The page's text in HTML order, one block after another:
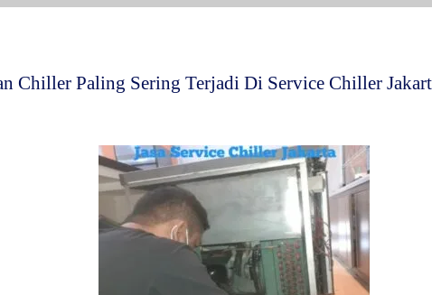
Chiller Paling Sering Terjadi Di Service Chiller